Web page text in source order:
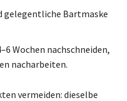
gelegentliche Bartmaske
Wochen nachschneiden,
nacharbeiten.
vermeiden: dieselbe